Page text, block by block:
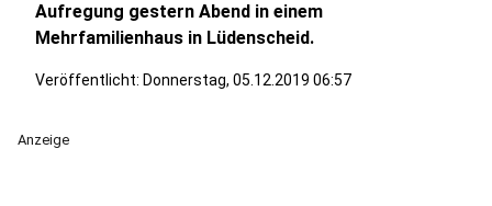
Aufregung gestern Abend in einem
Mehrfamilienhaus in Lüdenscheid.
Veröffentlicht: Donnerstag, 05.12.2019 06:57
Anzeige